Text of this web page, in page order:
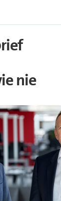
nie